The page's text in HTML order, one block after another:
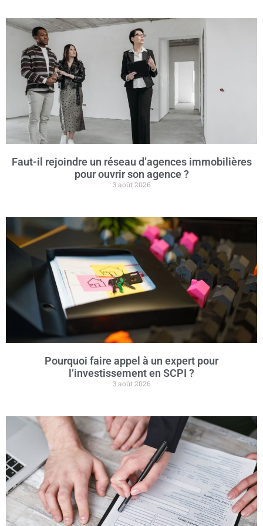
Faut-il rejoindre un réseau d’agences immobilières
pour ouvrir son agence ?
3 août 2026
Pourquoi faire appel à un expert pour
l’investissement en SCPI ?
3 août 2026